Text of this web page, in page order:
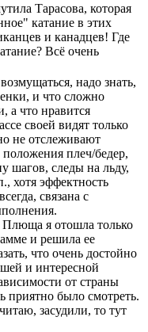
Тарасова, которая
катание в этих
и канадцев! Где
Всё очень
надо знать,
и что сложно
а что нравится
своей видят только
не отслеживают
плеч/бедер,
шагов, следы на льду,
хотя эффектность
связана с
Плюща я отошла только
и решила ее
что очень достойно
и интересной
от страны
приятно было смотреть.
засудили, то тут